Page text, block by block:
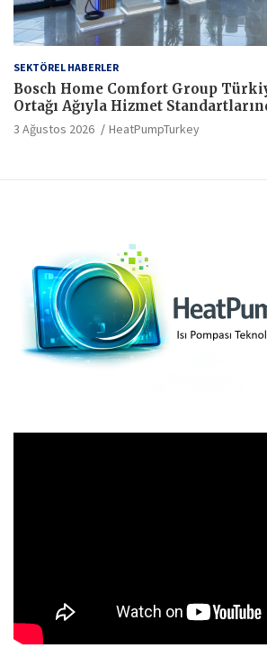
SEKTÖREL HABERLER
Bosch Home Comfort Group
Ortağı Ağıyla Hizmet
Dönem Başlatıyor
3 Ağustos 2026 HeatPumpTurkey